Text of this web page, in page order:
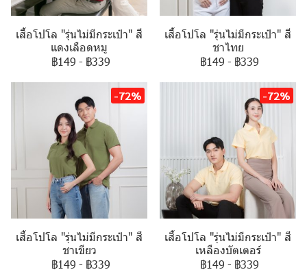
เสื้อโปโล "รุ่นไม่มีกระเป๋า" สี
แดงเลือดหมู
฿149 - ฿339
เสื้อโปโล "รุ่นไม่มีกระเป๋า" สี
ชาไทย
฿149 - ฿339
-72%
เสื้อโปโล "รุ่นไม่มีกระเป๋า" สี
ชาเขียว
฿149 - ฿339
-72%
เสื้อโปโล "รุ่นไม่มีกระเป๋า" สี
เหลืองบัตเตอร์
฿149 - ฿339